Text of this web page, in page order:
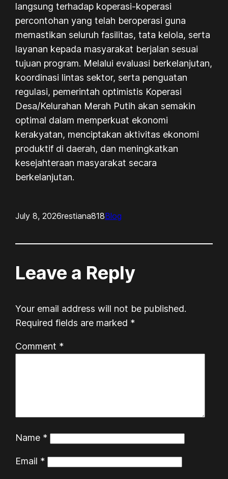
langsung terhadap koperasi-koperasi
percontohan yang telah beroperasi guna
memastikan seluruh fasilitas, tata kelola, serta
layanan kepada masyarakat berjalan sesuai
tujuan program. Melalui evaluasi berkelanjutan,
koordinasi lintas sektor, serta penguatan
regulasi, pemerintah optimistis Koperasi
Desa/Kelurahan Merah Putih akan semakin
optimal dalam memperkuat ekonomi
kerakyatan, menciptakan aktivitas ekonomi
produktif di daerah, dan meningkatkan
kesejahteraan masyarakat secara
berkelanjutan.
July 8, 2026restiana818Blog
Leave a Reply
Your email address will not be published.
Required fields are marked *
Comment *
Name *
Email *